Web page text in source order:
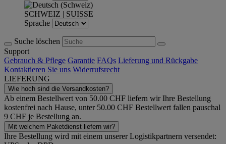
SCHWEIZ | SUISSE
Sprache
Suche löschen
Support
Gebrauch & Pflege Garantie FAQs Lieferung und Rückgabe
Kontaktieren Sie uns Widerrufsrecht
LIEFERUNG
Wie hoch sind die Versandkosten?
Ab einem Bestellwert von 50.00 CHF liefern wir Ihre Bestellung
kostenfrei nach Hause, unter 50.00 CHF Bestellwert fallen pauschal
9 CHF je Bestellung an.
Mit welchem Paketdienst liefern wir?
Ihre Bestellung wird mit einem unserer Logistikpartnern versendet: